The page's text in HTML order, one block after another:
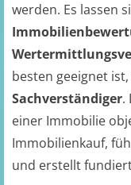
werden. Es lassen
besten geeignet
Sachverständiger.
einer Immobilie
Immobilienkauf,
und erstellt